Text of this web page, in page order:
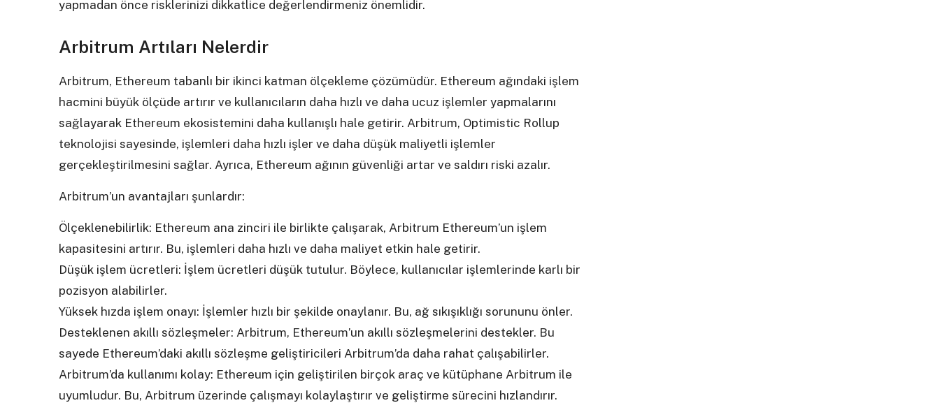
yapmadan önce risklerinizi dikkatlice değerlendirmeniz önemlidir.
Arbitrum Artıları Nelerdir
Arbitrum, Ethereum tabanlı bir ikinci katman ölçekleme çözümüdür. Ethereum ağındaki işlem
hacmini büyük ölçüde artırır ve kullanıcıların daha hızlı ve daha ucuz işlemler yapmalarını
sağlayarak Ethereum ekosistemini daha kullanışlı hale getirir. Arbitrum, Optimistic Rollup
teknolojisi sayesinde, işlemleri daha hızlı işler ve daha düşük maliyetli işlemler
gerçekleştirilmesini sağlar. Ayrıca, Ethereum ağının güvenliği artar ve saldırı riski azalır.
Arbitrum’un avantajları şunlardır:
Ölçeklenebilirlik: Ethereum ana zinciri ile birlikte çalışarak, Arbitrum Ethereum’un işlem
kapasitesini artırır. Bu, işlemleri daha hızlı ve daha maliyet etkin hale getirir.
Düşük işlem ücretleri: İşlem ücretleri düşük tutulur. Böylece, kullanıcılar işlemlerinde karlı bir
pozisyon alabilirler.
Yüksek hızda işlem onayı: İşlemler hızlı bir şekilde onaylanır. Bu, ağ sıkışıklığı sorununu önler.
Desteklenen akıllı sözleşmeler: Arbitrum, Ethereum’un akıllı sözleşmelerini destekler. Bu
sayede Ethereum’daki akıllı sözleşme geliştiricileri Arbitrum’da daha rahat çalışabilirler.
Arbitrum’da kullanımı kolay: Ethereum için geliştirilen birçok araç ve kütüphane Arbitrum ile
uyumludur. Bu, Arbitrum üzerinde çalışmayı kolaylaştırır ve geliştirme sürecini hızlandırır.